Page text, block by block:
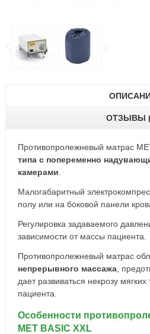
ОТЗЫВЫ
Противопролежневый матрас
типа с попеременно
камерами
Малогабаритный
полу или на боковой панели
Регулировка задаваемого
зависимости от массы пациента.
Противопролежневый матрас
непрерывного массажа,
дает развиваться некрозу
пациента.
Особенности
MET BASIC XXL